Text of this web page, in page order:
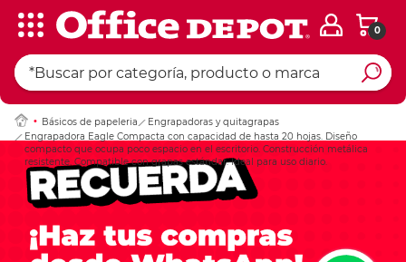
0
Básicos de papeleria
Engrapadoras y quitagrapas
Engrapadora Eagle Compacta con capacidad de hasta 20 hojas. Diseño
compacto que ocupa poco espacio en el escritorio. Construcción metálica
resistente. Compatible con grapas estándar. Ideal para uso diario.
Ingresar Codigo